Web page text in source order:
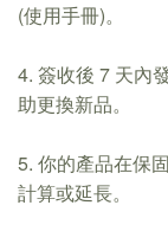
(使用手冊)。
4. 簽收後 7 天內
助更換新品。
5. 你的產品在保
計算或延長。